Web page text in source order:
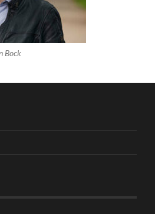
Bock